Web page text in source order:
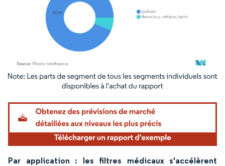
Image © Mordor Intelligence. La réutilisation nécessite une attribution sous CC BY
Par application : les filtres médicaux s'accélèrent